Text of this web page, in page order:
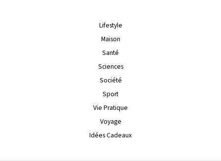
Lifestyle
Maison
Santé
Sciences
Société
Sport
Vie Pratique
Voyage
Idées Cadeaux